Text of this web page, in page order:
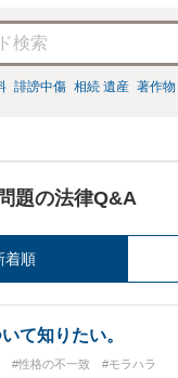
誹謗中傷 相続 遺産 著作
題の法律Q&A
着順
て知りたい。
#性格の不一致 #モラハラ